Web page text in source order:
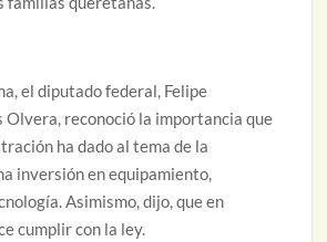
el diputado federal, Felipe
Olvera, reconoció la importancia que
ha dado al tema de la
inversión en equipamiento,
Asimismo, dijo, que en
cumplir con la ley.